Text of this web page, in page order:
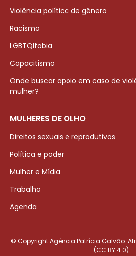
Violência política de gênero
Racismo
LGBTQIfobia
Capacitismo
Onde buscar apoio em caso de
mulher?
MULHERES DE OLHO
Direitos sexuais e reprodutivos
Política e poder
Mulher e Mídia
Trabalho
Agenda
© Copyright Agência Patrícia Galvão.
(CC BY 4.0)